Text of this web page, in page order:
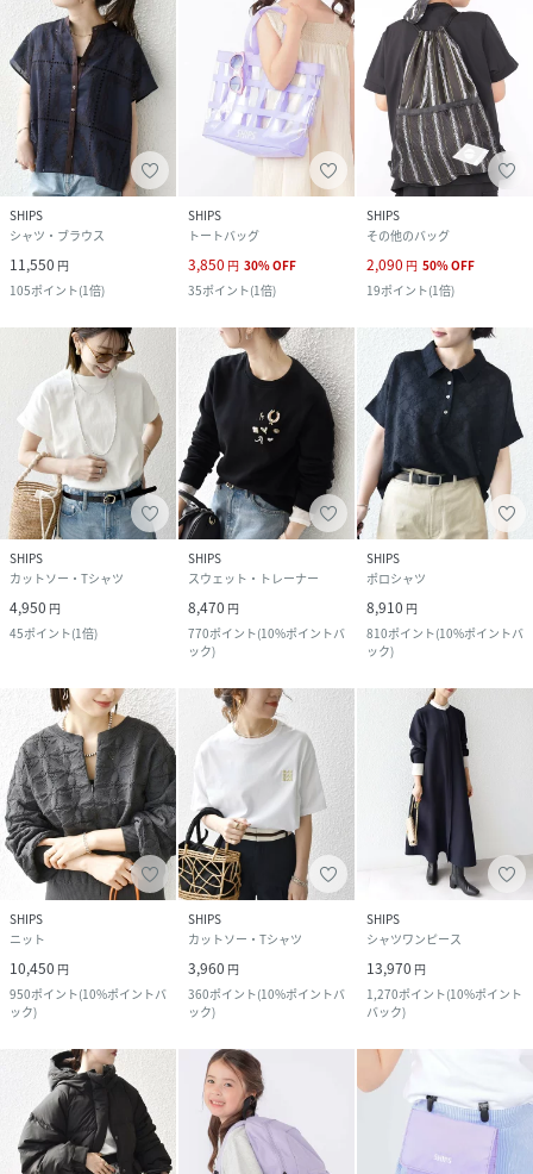
SHIPS
シャツ・ブラウス
11,550 円
105ポイント(1倍)
SHIPS
トートバッグ
3,850 円 30%OFF
35ポイント(1倍)
SHIPS
その他のバッグ
2,090 円 50%OFF
19ポイント(1倍)
SHIPS
カットソー・Tシャツ
4,950 円
45ポイント(1倍)
SHIPS
スウェット・トレーナー
8,470 円
770ポイント(10%ポイントバ
ック)
SHIPS
ポロシャツ
8,910 円
810ポイント(10%ポイントバ
ック)
SHIPS
ニット
10,450 円
950ポイント(10%ポイントバ
ック)
SHIPS
カットソー・Tシャツ
3,960 円
360ポイント(10%ポイントバ
ック)
SHIPS
シャツワンピース
13,970 円
1,270ポイント(10%ポイント
バック)